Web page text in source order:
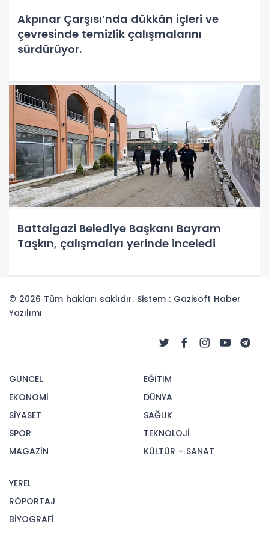
Akpınar Çarşısı’nda dükkân içleri ve
çevresinde temizlik çalışmalarını
sürdürüyor.
Battalgazi Belediye Başkanı Bayram
Taşkın, çalışmaları yerinde inceledi
© 2026 Tüm hakları saklıdır. Sistem : Gazisoft Haber
Yazılımı
GÜNCEL
EKONOMİ
SİYASET
SPOR
MAGAZİN
EĞİTİM
DÜNYA
SAĞLIK
TEKNOLOJİ
KÜLTÜR - SANAT
YEREL
RÖPORTAJ
BİYOGRAFİ